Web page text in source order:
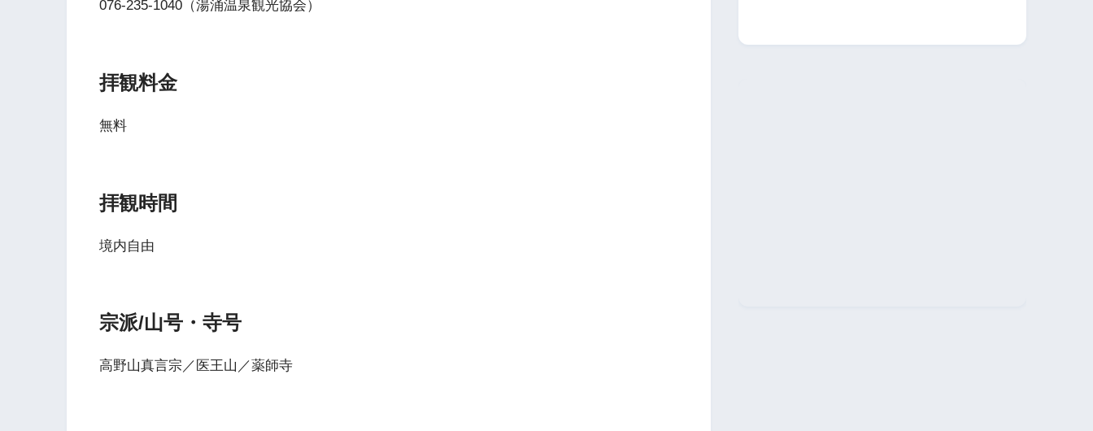
076-235-1040（湯涌温泉観光協会）
拝観料金
無料
拝観時間
境内自由
宗派/山号・寺号
高野山真言宗／医王山／薬師寺